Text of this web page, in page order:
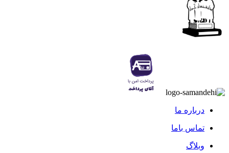
درباره ما
تماس باما
وبلاگ